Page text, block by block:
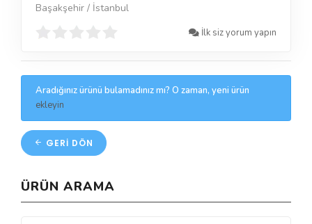
Başakşehir / İstanbul
İlk siz yorum yapın
Aradığınız ürünü bulamadınız mı? O zaman, yeni ürün
ekleyin
GERI DÖN
ÜRÜN ARAMA